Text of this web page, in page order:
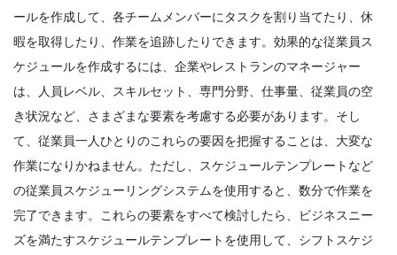
すべてのスケジュールメーカーが
Michelle Jaco Oct 12, 2020
Scheduling
スケジュール作成のための最も価値のある
無料リソーススケジューリングプラクティ
スの改善を始める
Michelle Jaco Oct 12, 2020
Scheduling
従業員のスケジュールを最大化する方法
Michelle Jaco Oct 12, 2020
Management
従業員のスケジュール規制
Michelle Jaco Oct 12, 2020
ールを作成して、各チームメンバーにタスクを割り当てたり、休
暇を取得したり、作業を追跡したりできます。 効果的な従業員ス
ケジュールを作成するには、企業やレストランのマネージャー
は、人員レベル、スキルセット、専門分野、仕事量、従業員の空
き状況など、さまざまな要素を考慮する必要があります。そし
て、従業員一人ひとりのこれらの要因を把握することは、大変な
作業になりかねません。ただし、スケジュールテンプレートなど
の従業員スケジューリングシステムを使用すると、数分で作業を
完了できます。これらの要素をすべて検討したら、ビジネスニー
ズを満たすスケジュールテンプレートを使用して、シフトスケジ